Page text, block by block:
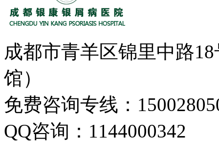
成都市青羊区锦里中路
馆）
免费咨询专线：
QQ咨询：1144000342